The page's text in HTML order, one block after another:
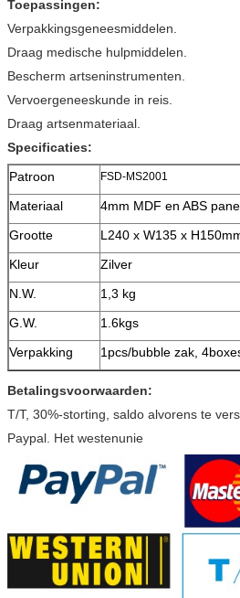
Toepassingen:
Verpakkingsgeneesmiddelen.
Draag medische hulpmiddelen.
Bescherm artseninstrumenten.
Vervoergeneeskunde in reis.
Draag artsenmateriaal.
Specificaties:
Patroon
FSD-MS2001
Materiaal
4mm MDF en ABS
Grootte
L240 x W135 x
Kleur
Zilver
N.W.
1,3 kg
G.W.
1.6kgs
Verpakking
1pcs/bubble zak,
Betalingsvoorwaarden:
T/T, 30%-storting, saldo alvorens te
Paypal. Het westenunie